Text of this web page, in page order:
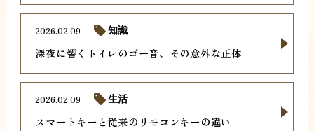
深夜に響くトイレのゴー音、その意外な正体
2026.02.09 知識
スマートキーと従来のリモコンキーの違い
2026.02.09 生活